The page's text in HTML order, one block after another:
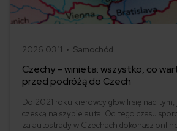
2026.03.11 • Samochód
Czechy – winieta: wszystko, co
przed podróżą do Czech
Do 2021 roku kierowcy głowili się nad
czeską na szybie auta. Od tego czasu
za autostrady w Czechach dokonasz